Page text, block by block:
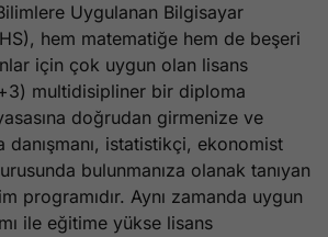
Uygulanan Bilgisayar
hem matematiğe hem de beşeri
için çok uygun olan lisans
multidisipliner bir diploma
doğrudan girmenize ve
danışmanı, istatistikçi, ekonomist
bulunmanıza olanak tanıyan
programıdır. Aynı zamanda uygun
ile eğitime yükse lisans